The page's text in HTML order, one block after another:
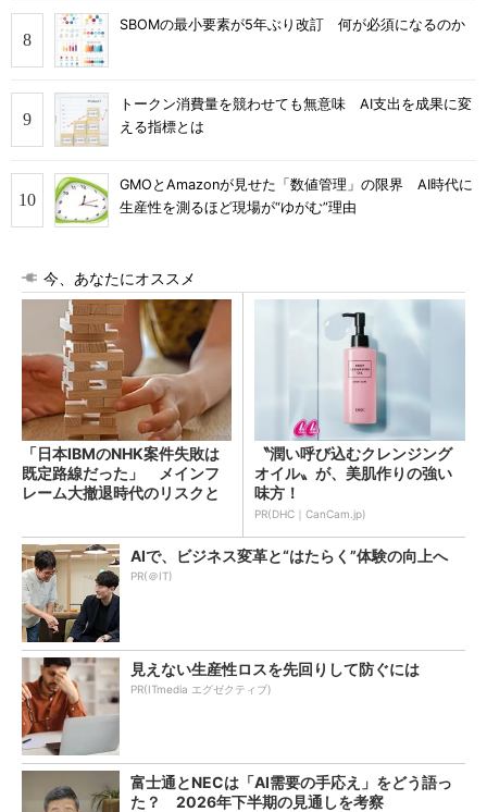
SBOMの最小要素が5年ぶり改訂 何が必須になるのか
トークン消費量を競わせても無意味 AI支出を成果に変
える指標とは
GMOとAmazonが見せた「数値管理」の限界 AI時代に
生産性を測るほど現場が“ゆがむ”理由
今、あなたにオススメ
「日本IBMのNHK案件失敗は
既定路線だった」 メインフ
レーム大撤退時代のリスクと
〝潤い呼び込むクレンジング
オイル〟が、美肌作りの強い
味方！
PR(DHC｜CanCam.jp)
AIで、ビジネス変革と“はたらく”体験の向上へ
PR(＠IT)
見えない生産性ロスを先回りして防ぐには
PR(ITmedia エグゼクティブ)
富士通とNECは「AI需要の手応え」をどう語っ
た？ 2026年下半期の見通しを考察